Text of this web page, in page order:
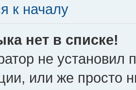
к началу
нет в списке!
не установил
или же просто